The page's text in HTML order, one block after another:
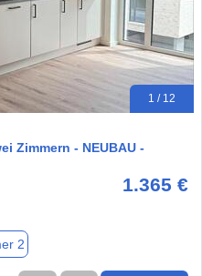
1 / 12
Zimmern - NEUBAU -
1.365 €
2